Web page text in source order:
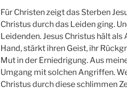
Für Christen zeigt das Sterben
Christus durch das Leiden ging.
Leidenden. Jesus Christus hält
Hand, stärkt ihren Geist, ihr
Mut in der Erniedrigung. Aus
Umgang mit solchen Angriffen.
Christus durch diese schlimmen